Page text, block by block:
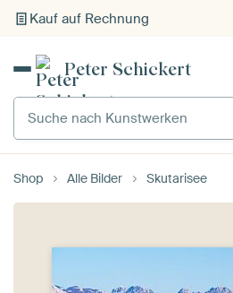
Kauf auf Rechnung
Individueller Druck auf Bestellung
Peter Schickert
Suche nach Kunstwerken
Shop Alle Bilder Skutarisee